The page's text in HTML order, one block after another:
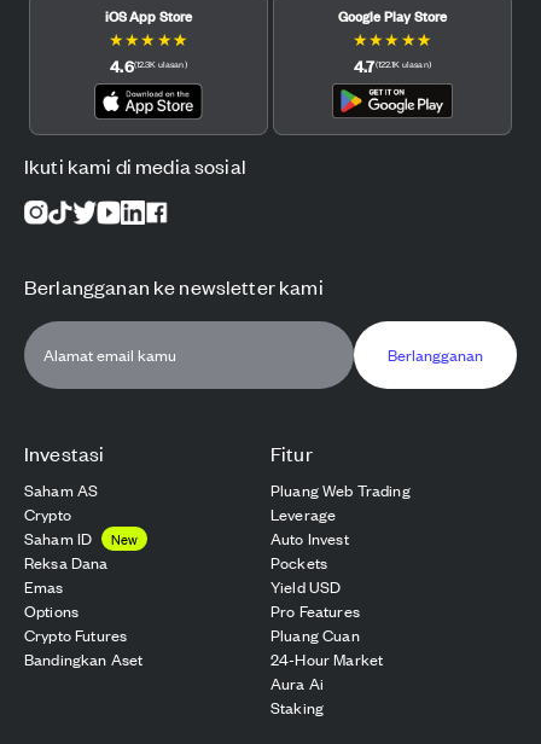
Investasi
Saham AS
Crypto
Saham ID
New
Reksa Dana
Emas
Options
Crypto Futures
Bandingkan Aset
Fitur
Pluang Web Trading
Leverage
Auto Invest
Pockets
Yield USD
Pro Features
Pluang Cuan
24-Hour Market
Aura Ai
Staking
iOS App Store
★★★ ★★
4.6(12.3K ulasan)
Google Play Store
★★★ ★★
4.7(122.1K ulasan)
Ikuti kami di media sosial
Berlangganan ke newsletter kami
Berlangganan